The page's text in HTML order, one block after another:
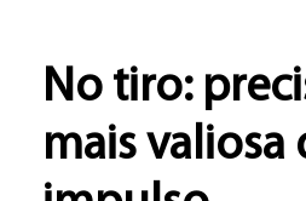
No tiro:
mais valiosa